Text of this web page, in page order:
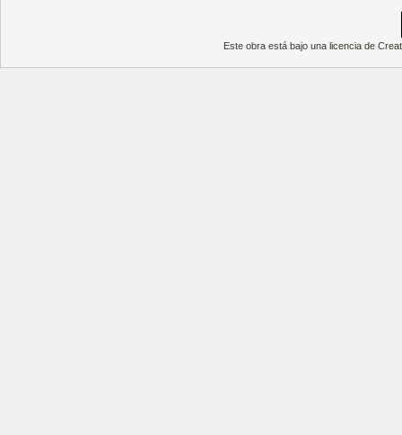
Este obra está bajo unalicencia de